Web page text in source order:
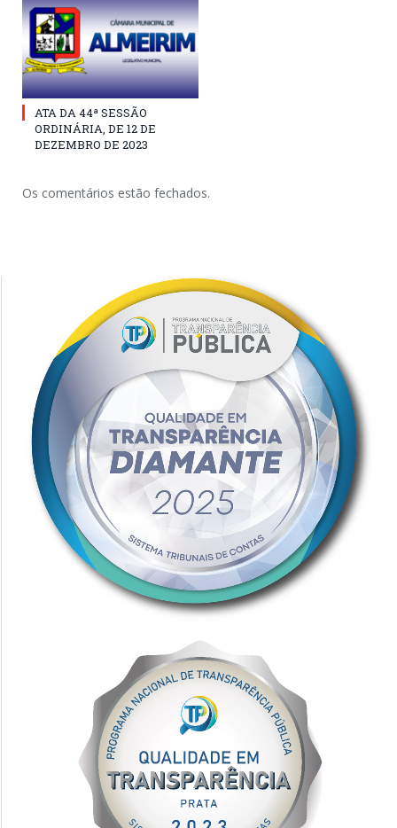
ATA DA 44ª SESSÃO
ORDINÁRIA, DE 12 DE
DEZEMBRO DE 2023
Os comentários estão fechados.